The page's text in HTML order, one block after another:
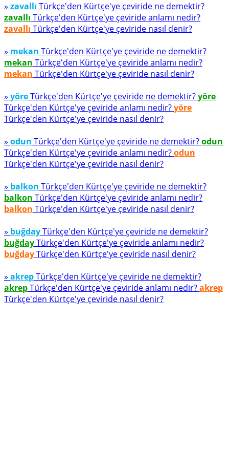
» zavallı Türkçe'den Kürtçe'ye çeviride ne demektir?
zavallı Türkçe'den Kürtçe'ye çeviride anlamı nedir?
zavallı Türkçe'den Kürtçe'ye çeviride nasıl denir?
» mekan Türkçe'den Kürtçe'ye çeviride ne demektir?
mekan Türkçe'den Kürtçe'ye çeviride anlamı nedir?
mekan Türkçe'den Kürtçe'ye çeviride nasıl denir?
» yöreTürkçe'den Kürtçe'ye çeviride ne demektir?yöre
Türkçe'den Kürtçe'ye çeviride anlamı nedir?yöre
Türkçe'den Kürtçe'ye çeviride nasıl denir?
» odun Türkçe'den Kürtçe'ye çeviride ne demektir?odun
Türkçe'den Kürtçe'ye çeviride anlamı nedir?odun
Türkçe'den Kürtçe'ye çeviride nasıl denir?
» balkon Türkçe'den Kürtçe'ye çeviride ne demektir?
balkon Türkçe'den Kürtçe'ye çeviride anlamı nedir?
balkon Türkçe'den Kürtçe'ye çeviride nasıl denir?
» buğdayTürkçe'den Kürtçe'ye çeviride ne demektir?
buğdayTürkçe'den Kürtçe'ye çeviride anlamı nedir?
buğdayTürkçe'den Kürtçe'ye çeviride nasıl denir?
» akrepTürkçe'den Kürtçe'ye çeviride ne demektir?
akrepTürkçe'den Kürtçe'ye çeviride anlamı nedir?akrep
Türkçe'den Kürtçe'ye çeviride nasıl denir?